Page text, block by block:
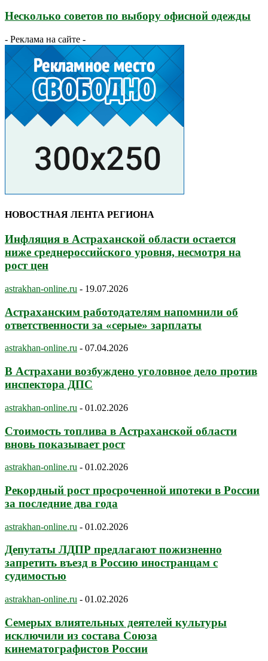
Несколько советов по выбору офисной одежды
- Реклама на сайте -
НОВОСТНАЯ ЛЕНТА РЕГИОНА
Инфляция в Астраханской области остается
ниже среднероссийского уровня, несмотря на
рост цен
astrakhan-online.ru - 19.07.2026
Астраханским работодателям напомнили об
ответственности за «серые» зарплаты
astrakhan-online.ru - 07.04.2026
В Астрахани возбуждено уголовное дело против
инспектора ДПС
astrakhan-online.ru - 01.02.2026
Стоимость топлива в Астраханской области
вновь показывает рост
astrakhan-online.ru - 01.02.2026
Рекордный рост просроченной ипотеки в России
за последние два года
astrakhan-online.ru - 01.02.2026
Депутаты ЛДПР предлагают пожизненно
запретить въезд в Россию иностранцам с
судимостью
astrakhan-online.ru - 01.02.2026
Семерых влиятельных деятелей культуры
исключили из состава Союза
кинематографистов России